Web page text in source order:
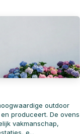
outdoor
produceert. De ovens
vakmanschap,